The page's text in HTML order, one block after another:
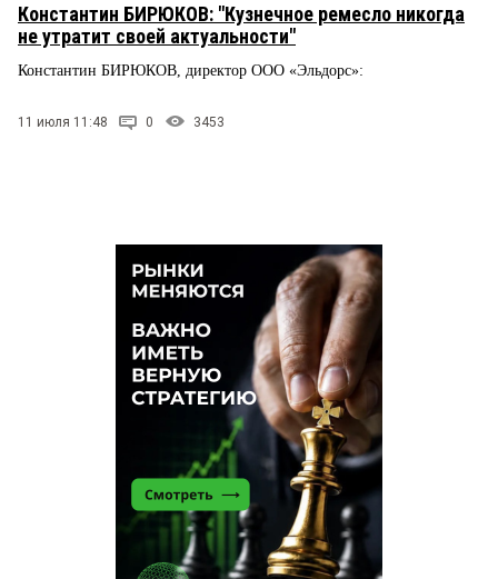
Константин БИРЮКОВ: "Кузнечное ремесло никогда
не утратит своей актуальности"
Константин БИРЮКОВ, директор ООО «Эльдорс»:
11 июля 11:48 0 3453